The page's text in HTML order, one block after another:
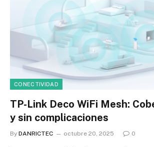
CONECTIVIDAD
TP-Link Deco WiFi Mesh:
y sin complicaciones
By DANRICTEC octubre 20, 2025 0